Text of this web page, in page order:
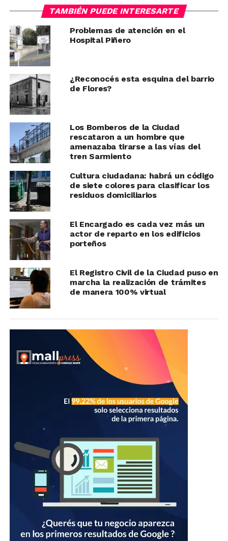
TAMBIÉN PUEDE INTERESARTE
Problemas de atención en el
Hospital Piñero
¿Reconocés esta esquina del barrio
de Flores?
Los Bomberos de la Ciudad
rescataron a un hombre que
amenazaba tirarse a las vías del
tren Sarmiento
Cultura ciudadana: habrá un código
de siete colores para clasificar los
residuos domiciliarios
El Encargado es cada vez más un
actor de reparto en los edificios
porteños
El Registro Civil de la Ciudad puso en
marcha la realización de trámites
de manera 100% virtual